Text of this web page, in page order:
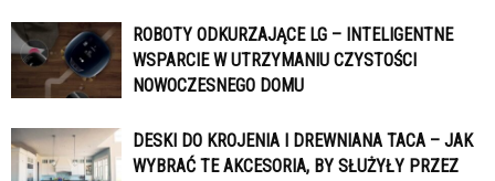
ROBOTY ODKURZAJĄCE LG – INTELIGENTNE
WSPARCIE W UTRZYMANIU CZYSTOŚCI
NOWOCZESNEGO DOMU
DESKI DO KROJENIA I DREWNIANA TACA – JAK
WYBRAĆ TE AKCESORIA, BY SŁUŻYŁY PRZEZ